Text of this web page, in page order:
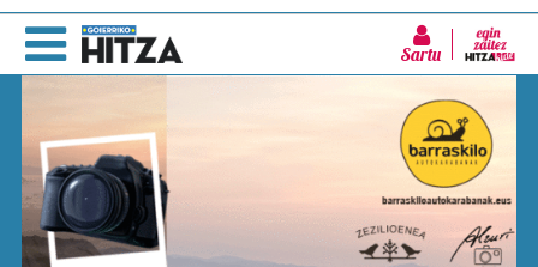
Sartu